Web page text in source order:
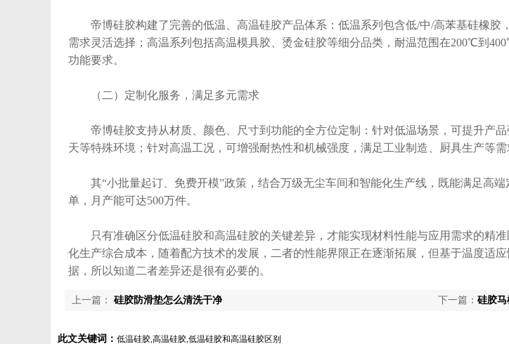
帝博硅胶构建了完善的低温、高温硅胶产品体系：低温系列包含低/中/高苯基硅橡胶
需求灵活选择；高温系列包括高温模具胶、烫金硅胶等细分品类，耐温范围在200℃到
功能要求。
（二）定制化服务，满足多元需求
帝博硅胶支持从材质、颜色、尺寸到功能的全方位定制：针对低温场景，可提升产品
天等特殊环境；针对高温工况，可增强耐热性和机械强度，满足工业制造、厨具生产等需
其“小批量起订、免费开模”政策，结合万级无尘车间和智能化生产线，既能满足高端
单，月产能可达500万件。
只有准确区分低温硅胶和高温硅胶的关键差异，才能实现材料性能与应用需求的精准
化生产综合成本，随着配方技术的发展，二者的性能界限正在逐渐拓展，但基于温度适
据，所以知道二者差异还是很有必要的。
下一篇： 硅胶
上一篇： 硅胶防滑垫怎么清洗干净
此文关键词： 低温硅胶,高温硅胶,低温硅胶和高温硅胶区别